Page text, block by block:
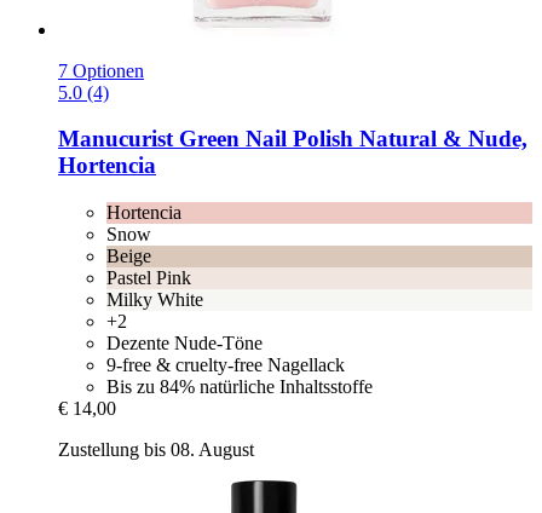
7 Optionen
5.0 (4)
ManucuristGreen Nail Polish Natural & Nude,
Hortencia
Hortencia
Snow
Beige
Pastel Pink
Milky White
+2
Dezente Nude-Töne
9-free & cruelty-free Nagellack
Bis zu 84% natürliche Inhaltsstoffe
€ 14,00
Zustellung bis 08. August